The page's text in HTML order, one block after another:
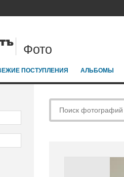
Фото
ПОСТУПЛЕНИЯ АЛЬБОМЫ